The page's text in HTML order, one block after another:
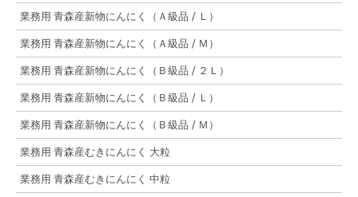
業務用 青森産新物にんにく（Ａ級品 / Ｌ）
業務用 青森産新物にんにく（Ａ級品 / Ｍ）
業務用 青森産新物にんにく（Ｂ級品 / ２Ｌ）
業務用 青森産新物にんにく（Ｂ級品 / Ｌ）
業務用 青森産新物にんにく（Ｂ級品 / Ｍ）
業務用 青森産むきにんにく 大粒
業務用 青森産むきにんにく 中粒